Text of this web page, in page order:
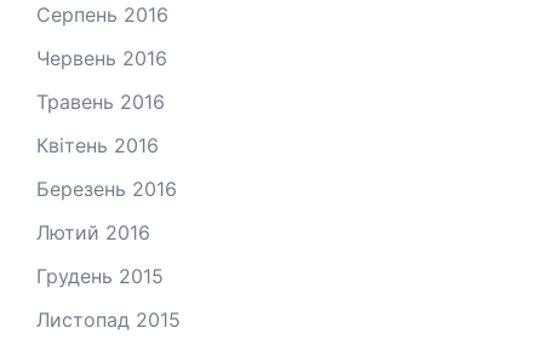
Серпень 2016
Червень 2016
Травень 2016
Квітень 2016
Березень 2016
Лютий 2016
Грудень 2015
Листопад 2015